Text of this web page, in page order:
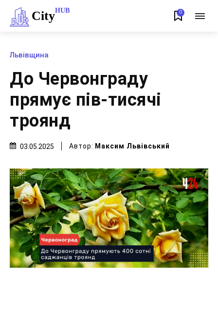
CityHUB 0
Львівщина
До Червонграду
прямує пів-тисячі
троянд
03.05.2025 Автор: Максим Львівський